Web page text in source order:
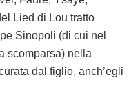
Lied di Lou tratto
Sinopoli (di cui nel
scomparsa) nella
dal figlio, anch’egli